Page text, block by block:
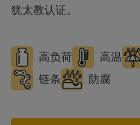
犹太教认证。
高负荷 高温
链条
防腐